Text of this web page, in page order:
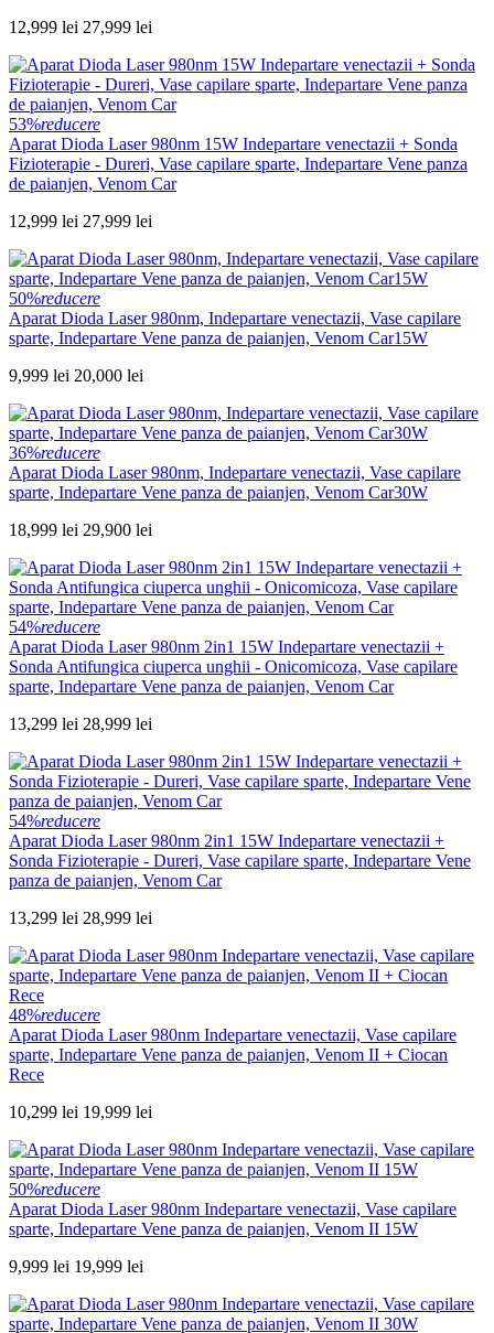
12,999 lei 27,999 lei
53%reducere
Aparat Dioda Laser 980nm 15W Indepartare venectazii + Sonda
Fizioterapie - Dureri, Vase capilare sparte, Indepartare Vene panza
de paianjen, Venom Car
12,999 lei 27,999 lei
50%reducere
Aparat Dioda Laser 980nm, Indepartare venectazii, Vase capilare
sparte, Indepartare Vene panza de paianjen, Venom Car15W
9,999 lei 20,000 lei
36%reducere
Aparat Dioda Laser 980nm, Indepartare venectazii, Vase capilare
sparte, Indepartare Vene panza de paianjen, Venom Car30W
18,999 lei 29,900 lei
54%reducere
Aparat Dioda Laser 980nm 2in1 15W Indepartare venectazii +
Sonda Antifungica ciuperca unghii - Onicomicoza, Vase capilare
sparte, Indepartare Vene panza de paianjen, Venom Car
13,299 lei 28,999 lei
54%reducere
Aparat Dioda Laser 980nm 2in1 15W Indepartare venectazii +
Sonda Fizioterapie - Dureri, Vase capilare sparte, Indepartare Vene
panza de paianjen, Venom Car
13,299 lei 28,999 lei
48%reducere
Aparat Dioda Laser 980nm Indepartare venectazii, Vase capilare
sparte, Indepartare Vene panza de paianjen, Venom II + Ciocan
Rece
10,299 lei 19,999 lei
50%reducere
Aparat Dioda Laser 980nm Indepartare venectazii, Vase capilare
sparte, Indepartare Vene panza de paianjen, Venom II 15W
9,999 lei 19,999 lei